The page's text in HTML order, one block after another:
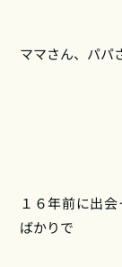
ママさん、パパ
１６年前に出
ばかりで